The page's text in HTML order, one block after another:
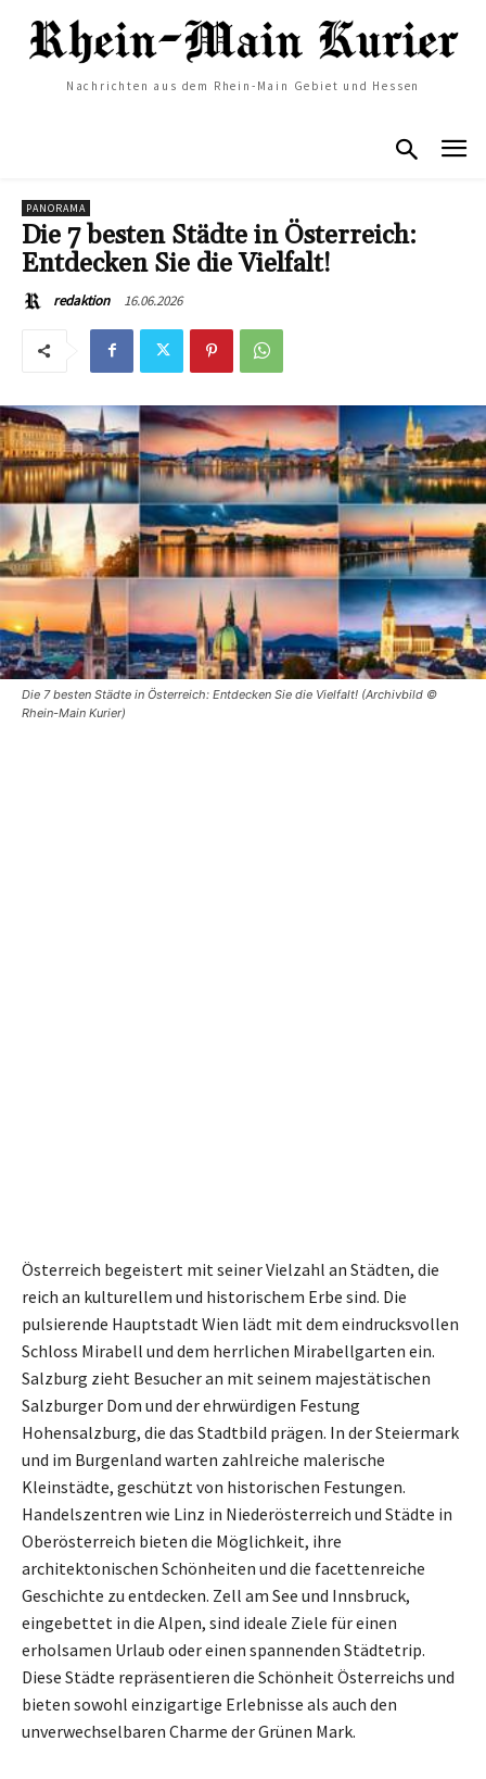
Nachrichten aus dem Rhein-Main Gebiet und Hessen
PANORAMA
Die 7 besten Städte in Österreich:
Entdecken Sie die Vielfalt!
redaktion 16.06.2026
Die 7 besten Städte in Österreich: Entdecken Sie die Vielfalt! (Archivbild ©
Rhein-Main Kurier)
Österreich begeistert mit seiner Vielzahl an Städten, die
reich an kulturellem und historischem Erbe sind. Die
pulsierende Hauptstadt Wien lädt mit dem eindrucksvollen
Schloss Mirabell und dem herrlichen Mirabellgarten ein.
Salzburg zieht Besucher an mit seinem majestätischen
Salzburger Dom und der ehrwürdigen Festung
Hohensalzburg, die das Stadtbild prägen. In der Steiermark
und im Burgenland warten zahlreiche malerische
Kleinstädte, geschützt von historischen Festungen.
Handelszentren wie Linz in Niederösterreich und Städte in
Oberösterreich bieten die Möglichkeit, ihre
architektonischen Schönheiten und die facettenreiche
Geschichte zu entdecken. Zell am See und Innsbruck,
eingebettet in die Alpen, sind ideale Ziele für einen
erholsamen Urlaub oder einen spannenden Städtetrip.
Diese Städte repräsentieren die Schönheit Österreichs und
bieten sowohl einzigartige Erlebnisse als auch den
unverwechselbaren Charme der Grünen Mark.